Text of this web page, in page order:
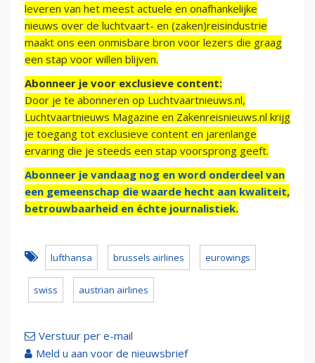
leveren van het meest actuele en onafhankelijke
nieuws over de luchtvaart- en (zaken)reisindustrie
maakt ons een onmisbare bron voor lezers die graag
een stap voor willen blijven.
Abonneer je voor exclusieve content:
Door je te abonneren op Luchtvaartnieuws.nl,
Luchtvaartnieuws Magazine en Zakenreisnieuws.nl krijg
je toegang tot exclusieve content en jarenlange
ervaring die je steeds een stap voorsprong geeft.
Abonneer je vandaag nog en word onderdeel van
een gemeenschap die waarde hecht aan kwaliteit,
betrouwbaarheid en échte journalistiek.
lufthansa brussels airlines eurowings
swiss austrian airlines
Verstuur per e-mail
Meld u aan voor de nieuwsbrief